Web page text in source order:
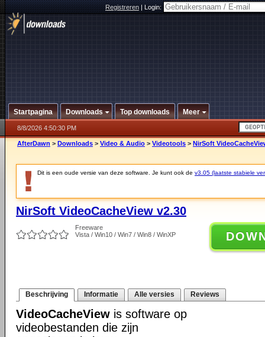
Registreren|Login:
Startpagina Downloads Top downloads Meer
8/8/2026 4:50:30 PM
AfterDawn > Downloads > Video & Audio > Videotools > NirSoft
Dit is een oude versie van deze software. Je kunt ook de v3.05 (laatste stabiele
NirSoft VideoCacheView v2.30
Freeware
Vista / Win10 / Win7 / Win8 / WinXP
Beschrijving Informatie Alle versies Reviews
VideoCacheView is software op
videobestanden die zijn